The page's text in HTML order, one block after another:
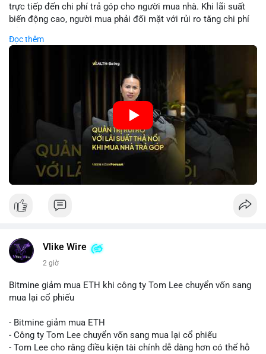
trực tiếp đến chi phí trả góp cho người mua nhà. Khi lãi suất
biến động cao, người mua phải đối mặt với rủi ro tăng chi phí
hướng lãi suất, lựa chọn sản phẩm trả góp có tính bảo hiểm,
đầu tư cần theo dõi chính sách tiền tệ để đưa ra quyết định
🎥 Xem video trực tiếp tại:
Nguồn: VIETSUCCESS
Đọc thêm
Vlike Wire
2 giờ
Bitmine giảm mua ETH khi công ty Tom Lee chuyển vốn sang
mua lại cổ phiếu
- Bitmine giảm mua ETH
- Công ty Tom Lee chuyển vốn sang mua lại cổ phiếu
- Tom Lee cho rằng điều kiện tài chính dễ dàng hơn có thể hỗ